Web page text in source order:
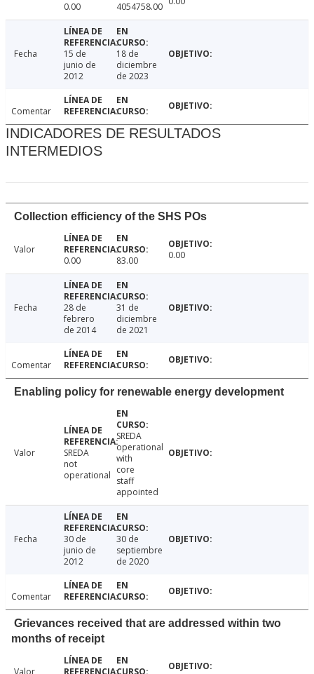
0.00
4054758.00
Fecha
15 de
junio de
2012
18 de
diciembre
de 2023
Comentar
INDICADORES DE RESULTADOS
INTERMEDIOS
Collection efficiency of the SHS POs
Valor
0.00
83.00 0.00
Fecha
28 de
febrero
de 2014
31 de
diciembre
de 2021
Comentar
Enabling policy for renewable energy development
Valor
SREDA
not
operational
SREDA
operational
with
core
staff
appointed
Fecha
30 de
junio de
2012
30 de
septiembre
de 2020
Comentar
Grievances received that are addressed within two
months of receipt